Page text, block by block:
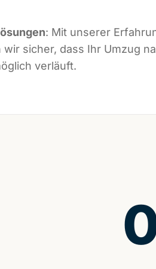
: Mit unserer
sicher, dass Ihr Umzug
verläuft.